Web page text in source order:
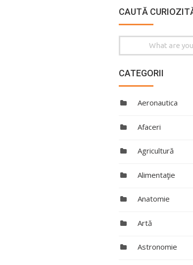
CAUTĂ
Search
CATEGORII
Aeronautica
Afaceri
Agricultură
Alimentaţie
Anatomie
Artă
Astronomie